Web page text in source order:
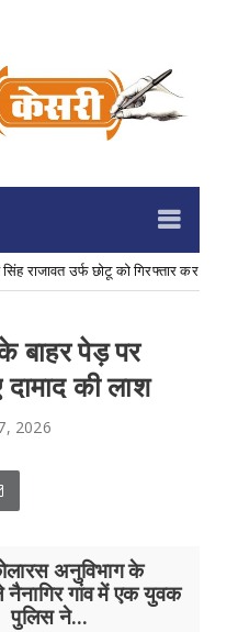
उर्फ छोटू को गिरफ्तार कर
बाहर पेड़ पर
की लाश
2026
अनुविभाग के
नैनागिर गांव में एक युवक
पुलिस ने...